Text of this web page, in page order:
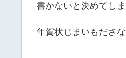
書かないと決めてしま
年賀状じまいもださ